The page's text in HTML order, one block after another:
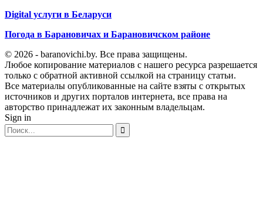
Digital услуги в Беларуси
Погода в Барановичах и Барановичском районе
© 2026 - baranovichi.by. Все права защищены.
Любое копирование материалов с нашего ресурса разрешается
только с обратной активной ссылкой на страницу статьи.
Все материалы опубликованные на сайте взяты с открытых
источников и других порталов интернета, все права на
авторство принадлежат их законным владельцам.
Sign in